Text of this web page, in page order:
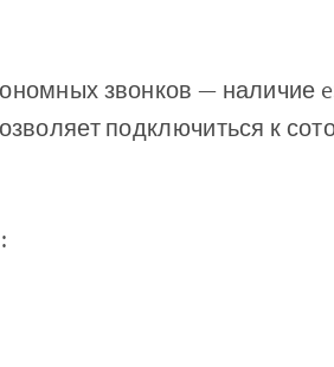
звонков — наличие
подключиться к